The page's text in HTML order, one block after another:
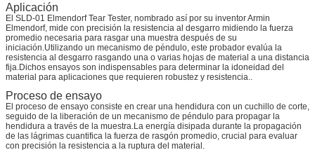
Aplicación
El SLD-01 Elmendorf Tear Tester, nombrado así por su inventor Armin
Elmendorf, mide con precisión la resistencia al desgarro midiendo la fuerza
promedio necesaria para rasgar una muestra después de su
iniciación.Utilizando un mecanismo de péndulo, este probador evalúa la
resistencia al desgarro rasgando una o varias hojas de material a una distancia
fija.Dichos ensayos son indispensables para determinar la idoneidad del
material para aplicaciones que requieren robustez y resistencia..
Proceso de ensayo
El proceso de ensayo consiste en crear una hendidura con un cuchillo de corte,
seguido de la liberación de un mecanismo de péndulo para propagar la
hendidura a través de la muestra.La energía disipada durante la propagación
de las lágrimas cuantifica la fuerza de rasgón promedio, crucial para evaluar
con precisión la resistencia a la ruptura del material.